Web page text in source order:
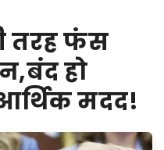
तरह फंस
हो
मदद!